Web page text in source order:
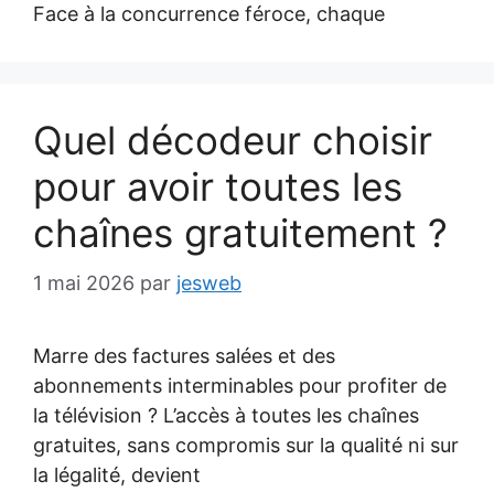
Face à la concurrence féroce, chaque
Quel décodeur choisir
pour avoir toutes les
chaînes gratuitement ?
1 mai 2026 par jesweb
Marre des factures salées et des
abonnements interminables pour profiter de
la télévision ? L’accès à toutes les chaînes
gratuites, sans compromis sur la qualité ni sur
la légalité, devient